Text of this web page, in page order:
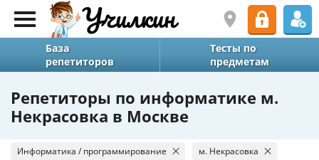
База
репетиторов
Тесты по
предметам
Репетиторы по информатике м.
Некрасовка в Москве
Информатика / программирование м. Некрасовка